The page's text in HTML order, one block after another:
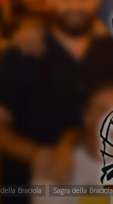
Braciola Sagra della